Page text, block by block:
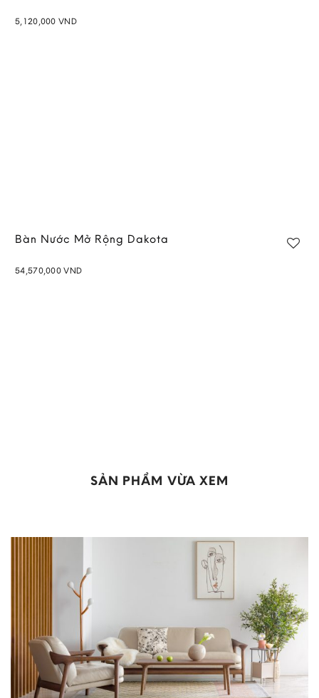
5,120,000 VND
Bàn Nước Mở Rộng Dakota
54,570,000VND
SẢN PHẨM VỪA XEM